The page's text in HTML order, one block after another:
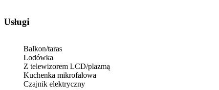
Usługi
Balkon/taras
Lodówka
Z telewizorem LCD/plazmą
Kuchenka mikrofalowa
Czajnik elektryczny